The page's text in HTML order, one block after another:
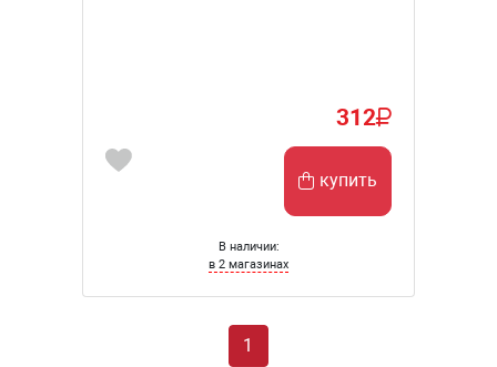
312
купить
В наличии:
в 2 магазинах
1